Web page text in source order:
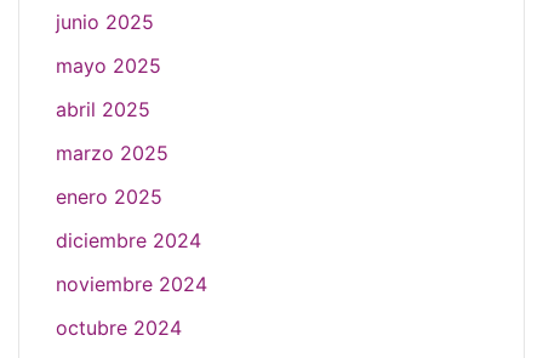
junio 2025
mayo 2025
abril 2025
marzo 2025
enero 2025
diciembre 2024
noviembre 2024
octubre 2024